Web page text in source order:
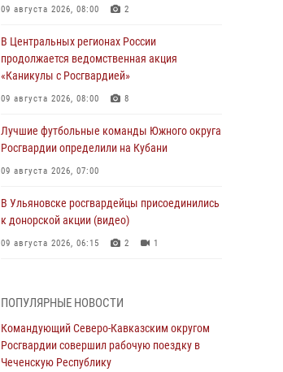
09 августа 2026, 08:00 2
В Центральных регионах России
продолжается ведомственная акция
«Каникулы с Росгвардией»
09 августа 2026, 08:00 8
Лучшие футбольные команды Южного округа
Росгвардии определили на Кубани
09 августа 2026, 07:00
В Ульяновске росгвардейцы присоединились
к донорской акции (видео)
09 августа 2026, 06:15 2 1
Росгвардейцы провели занятие по
стрелковой подготовке для воспитанников
ПОПУЛЯРНЫЕ НОВОСТИ
Командующий Северо-Кавказским округом
Росгвардии совершил рабочую поездку в
Чеченскую Республику